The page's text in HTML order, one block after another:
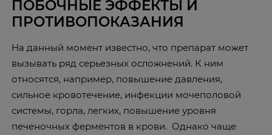
ПОБОЧНЫЕ ЭФФЕКТЫ И
ПРОТИВОПОКАЗАНИЯ
На данный момент известно, что препарат может
вызывать ряд серьезных осложнений. К ним
относятся, например, повышение давления,
сильное кровотечение, инфекции мочеполовой
системы, горла, легких, повышение уровня
печеночных ферментов в крови. Однако чаще